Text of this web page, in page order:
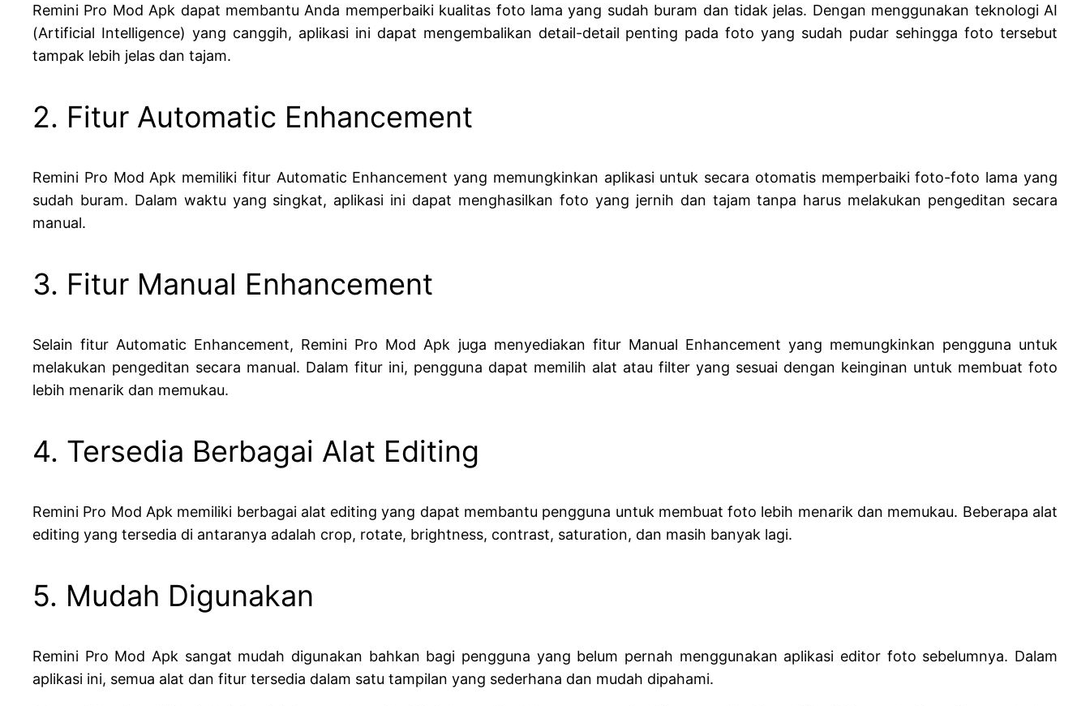
Remini Pro Mod Apk dapat membantu Anda memperbaiki kualitas foto lama yang sudah buram dan tidak jelas. Dengan menggunakan teknologi AI
(Artificial Intelligence) yang canggih, aplikasi ini dapat mengembalikan detail-detail penting pada foto yang sudah pudar sehingga foto tersebut
tampak lebih jelas dan tajam.
2. Fitur Automatic Enhancement
Remini Pro Mod Apk memiliki fitur Automatic Enhancement yang memungkinkan aplikasi untuk secara otomatis memperbaiki foto-foto lama yang
sudah buram. Dalam waktu yang singkat, aplikasi ini dapat menghasilkan foto yang jernih dan tajam tanpa harus melakukan pengeditan secara
manual.
3. Fitur Manual Enhancement
Selain fitur Automatic Enhancement, Remini Pro Mod Apk juga menyediakan fitur Manual Enhancement yang memungkinkan pengguna untuk
melakukan pengeditan secara manual. Dalam fitur ini, pengguna dapat memilih alat atau filter yang sesuai dengan keinginan untuk membuat foto
lebih menarik dan memukau.
4. Tersedia Berbagai Alat Editing
Remini Pro Mod Apk memiliki berbagai alat editing yang dapat membantu pengguna untuk membuat foto lebih menarik dan memukau. Beberapa alat
editing yang tersedia di antaranya adalah crop, rotate, brightness, contrast, saturation, dan masih banyak lagi.
5. Mudah Digunakan
Remini Pro Mod Apk sangat mudah digunakan bahkan bagi pengguna yang belum pernah menggunakan aplikasi editor foto sebelumnya. Dalam
aplikasi ini, semua alat dan fitur tersedia dalam satu tampilan yang sederhana dan mudah dipahami.